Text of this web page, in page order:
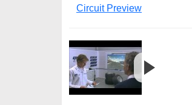
Circuit Preview